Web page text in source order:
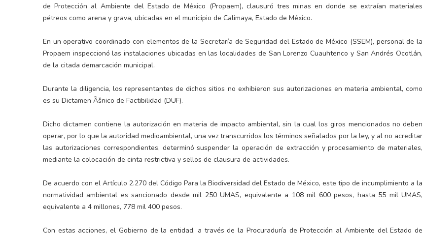
de Protección al Ambiente del Estado de México (Propaem), clausuró tres minas en donde se extraían materiales
pétreos como arena y grava, ubicadas en el municipio de Calimaya, Estado de México.
En un operativo coordinado con elementos de la Secretaría de Seguridad del Estado de México (SSEM), personal de la
Propaem inspeccionó las instalaciones ubicadas en las localidades de San Lorenzo Cuauhtenco y San Andrés Ocotlán,
de la citada demarcación municipal.
Durante la diligencia, los representantes de dichos sitios no exhibieron sus autorizaciones en materia ambiental, como
es su Dictamen Ãšnico de Factibilidad (DUF).
Dicho dictamen contiene la autorización en materia de impacto ambiental, sin la cual los giros mencionados no deben
operar, por lo que la autoridad medioambiental, una vez transcurridos los términos señalados por la ley, y al no acreditar
las autorizaciones correspondientes, determinó suspender la operación de extracción y procesamiento de materiales,
mediante la colocación de cinta restrictiva y sellos de clausura de actividades.
De acuerdo con el Artículo 2.270 del Código Para la Biodiversidad del Estado de México, este tipo de incumplimiento a la
normatividad ambiental es sancionado desde mil 250 UMAS, equivalente a 108 mil 600 pesos, hasta 55 mil UMAS,
equivalente a 4 millones, 778 mil 400 pesos.
Con estas acciones, el Gobierno de la entidad, a través de la Procuraduría de Protección al Ambiente del Estado de